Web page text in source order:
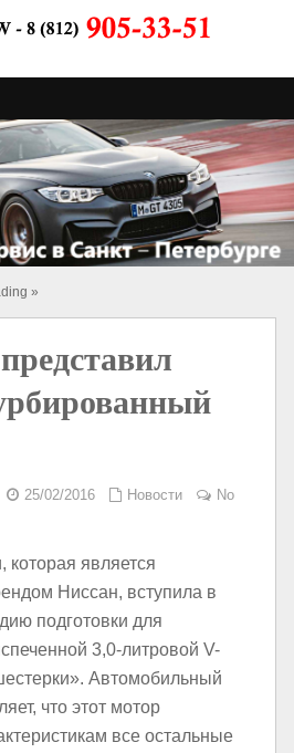
»
25/02/2016 Новости
No
является
Ниссан, вступила в
подготовки для
3,0-литровой V-
Автомобильный
что этот мотор
все остальные